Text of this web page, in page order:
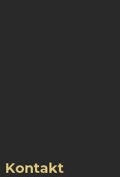
Kontakt